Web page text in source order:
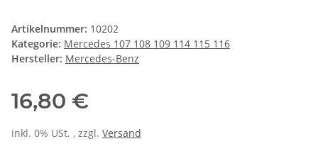
Artikelnummer: 10202
Kategorie: Mercedes 107 108 109 114 115 116
Hersteller: Mercedes-Benz
16,80 €
inkl. 0% USt. , zzgl. Versand